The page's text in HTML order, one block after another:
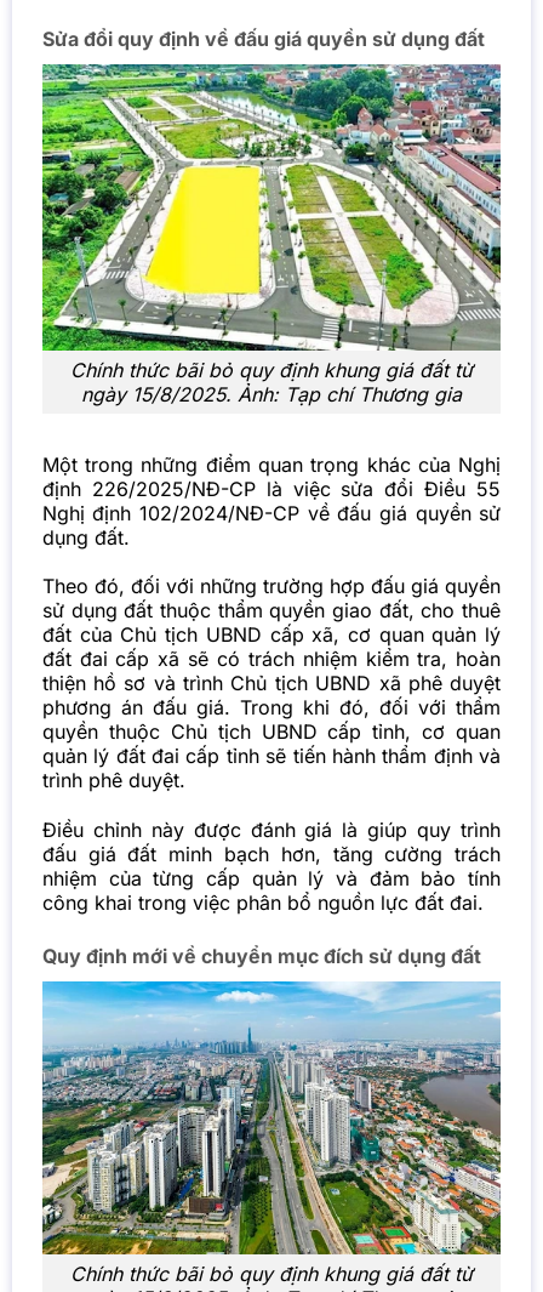
Sửa đổi quy định về đấu giá quyền sử dụng đất
Chính thức bãi bỏ quy định khung giá đất từ
ngày 15/8/2025. Ảnh: Tạp chí Thương gia
Một trong những điểm quan trọng khác của Nghị
định 226/2025/NĐ-CP là việc sửa đổi Điều 55
Nghị định 102/2024/NĐ-CP về đấu giá quyền sử
dụng đất.
Theo đó, đối với những trường hợp đấu giá quyền
sử dụng đất thuộc thẩm quyền giao đất, cho thuê
đất của Chủ tịch UBND cấp xã, cơ quan quản lý
đất đai cấp xã sẽ có trách nhiệm kiểm tra, hoàn
thiện hồ sơ và trình Chủ tịch UBND xã phê duyệt
phương án đấu giá. Trong khi đó, đối với thẩm
quyền thuộc Chủ tịch UBND cấp tỉnh, cơ quan
quản lý đất đai cấp tỉnh sẽ tiến hành thẩm định và
trình phê duyệt.
Điều chỉnh này được đánh giá là giúp quy trình
đấu giá đất minh bạch hơn, tăng cường trách
nhiệm của từng cấp quản lý và đảm bảo tính
công khai trong việc phân bổ nguồn lực đất đai.
Quy định mới về chuyển mục đích sử dụng đất
Chính thức bãi bỏ quy định khung giá đất từ